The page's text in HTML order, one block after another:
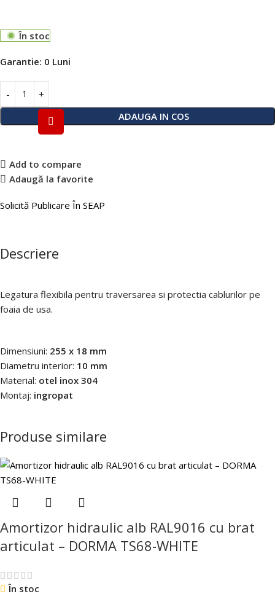
În stoc
Garantie: 0 Luni
ADAUGA IN COS
Add to compare
Adaugă la favorite
Solicită Publicare În SEAP
Descriere
Legatura flexibila pentru traversarea si protectia cablurilor pe
foaia de usa.
Dimensiuni: 255 x 18 mm
Diametru interior: 10 mm
Material: otel inox 304
Montaj: ingropat
Produse similare
Amortizor hidraulic alb RAL9016 cu brat
articulat – DORMA TS68-WHITE
În stoc